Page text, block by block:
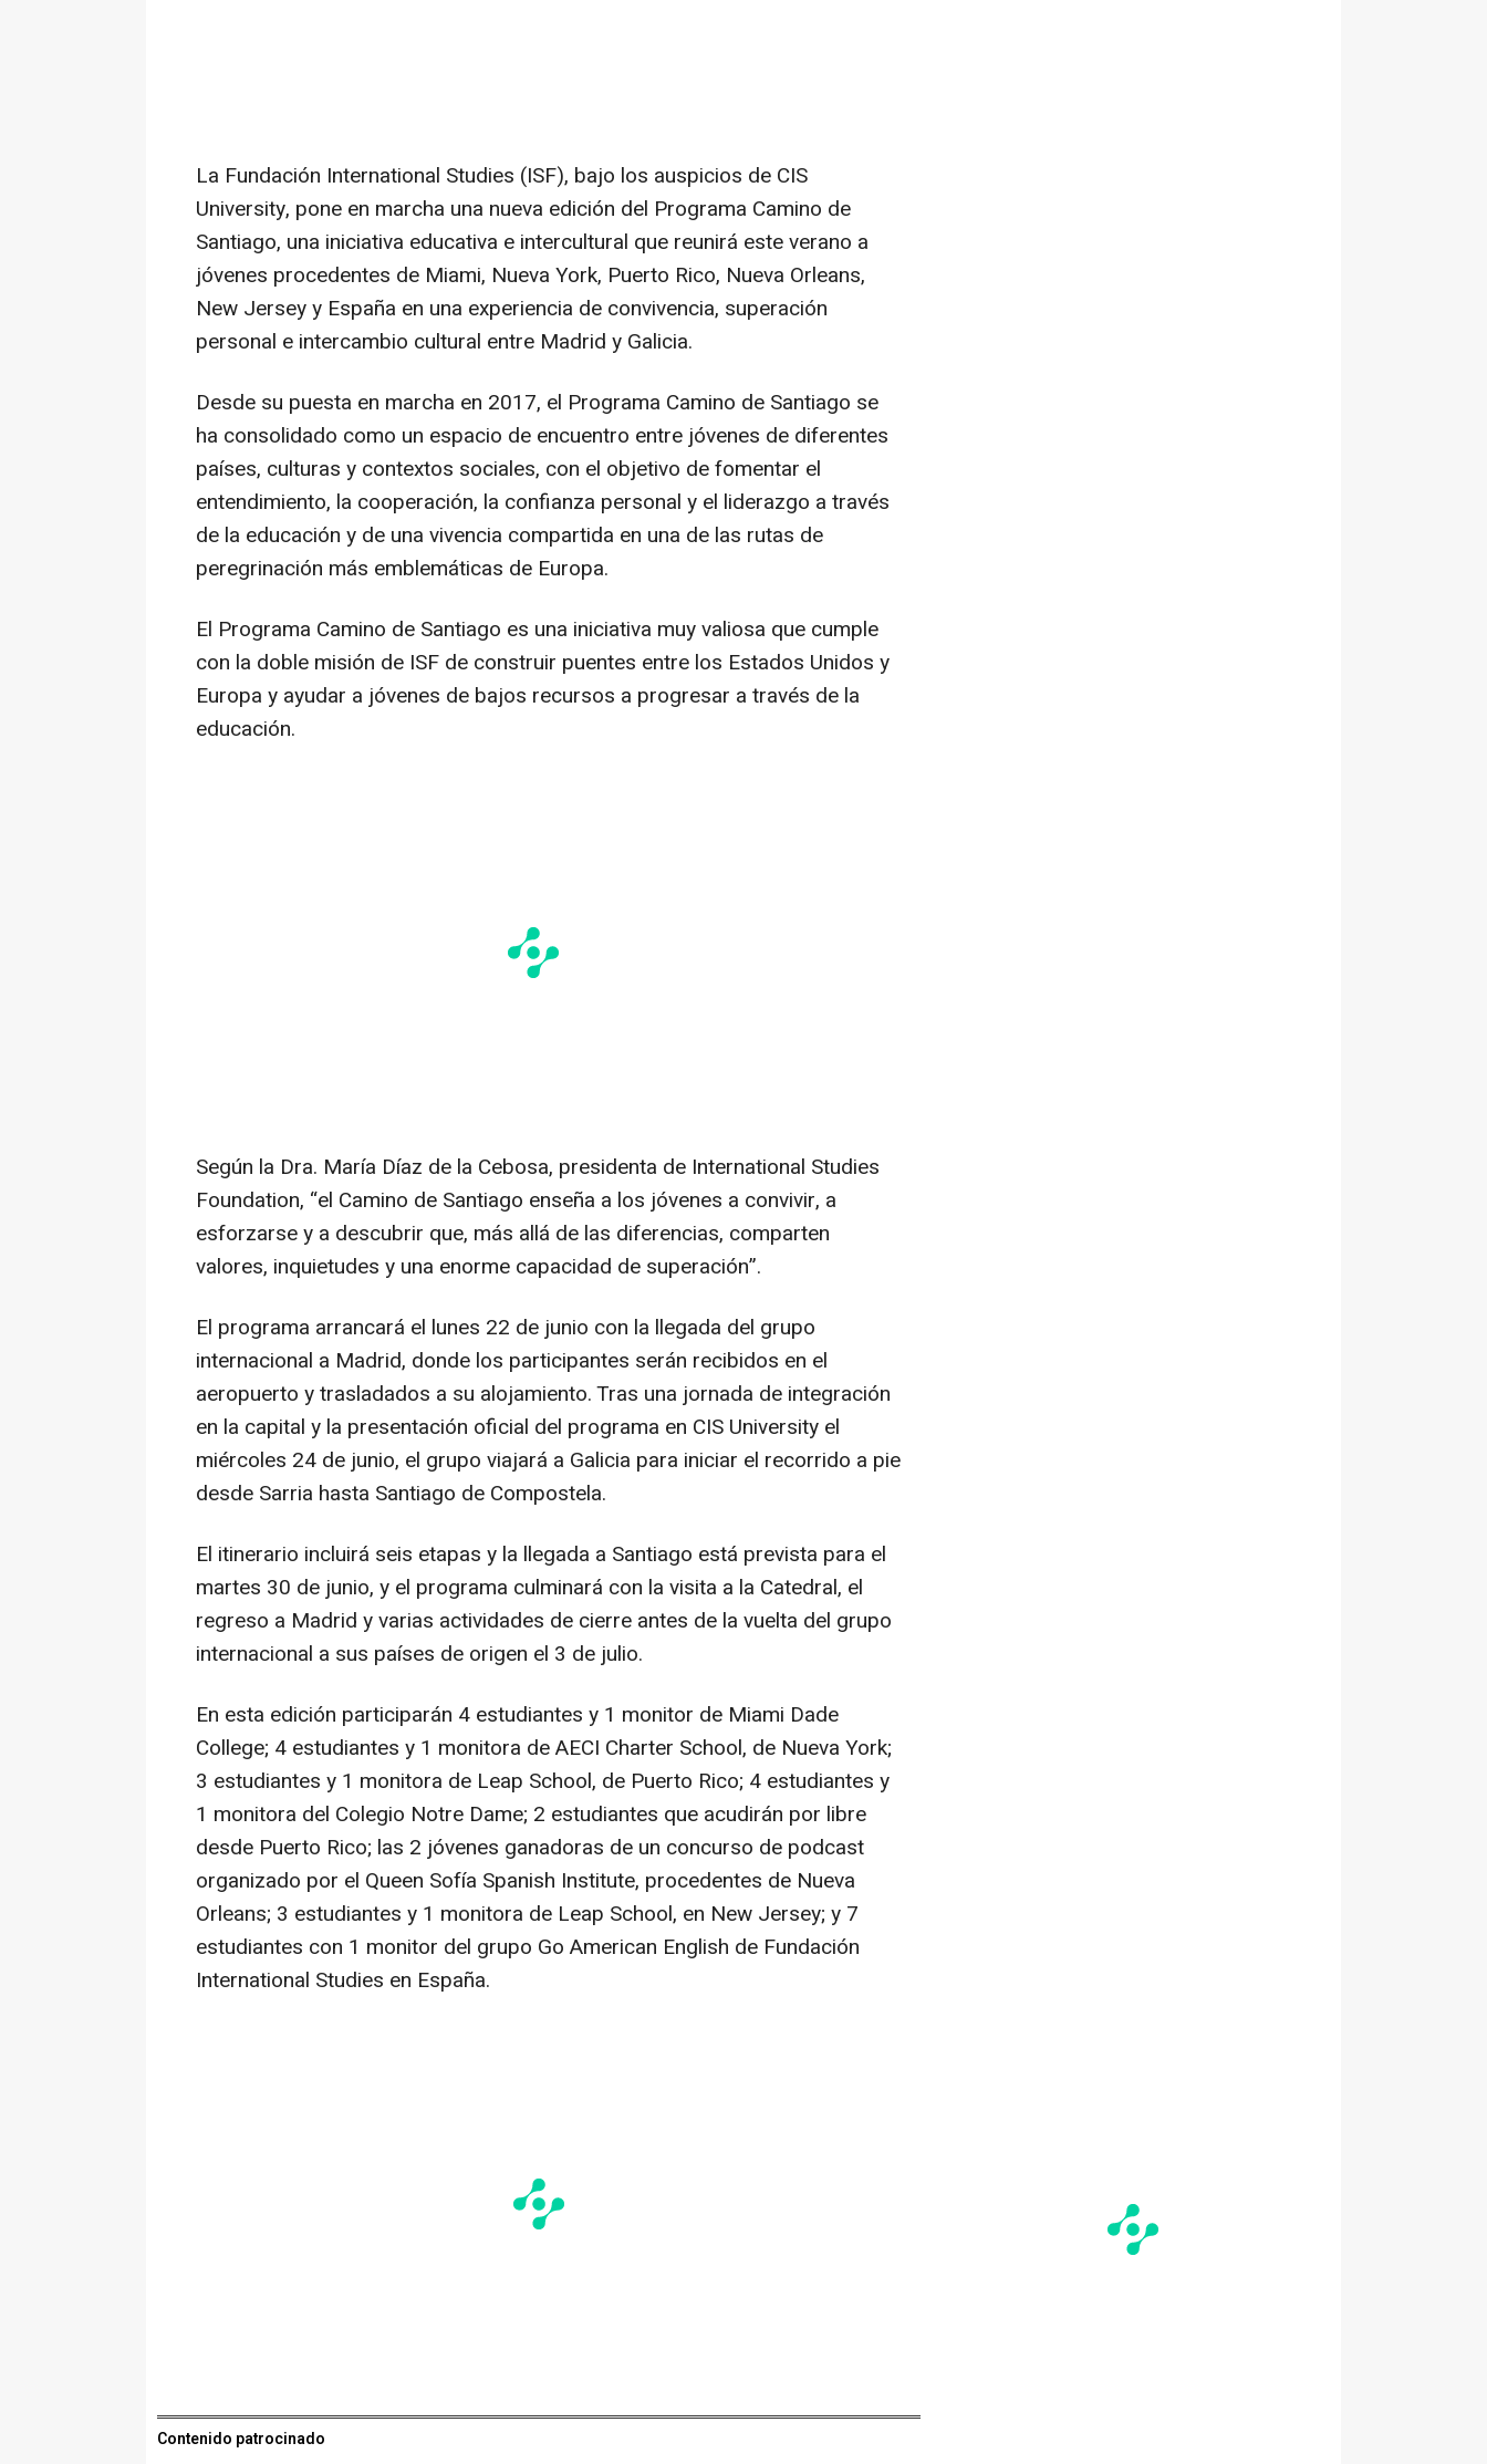
La Fundación International Studies (ISF), bajo los auspicios de CIS
University, pone en marcha una nueva edición del Programa Camino de
Santiago, una iniciativa educativa e intercultural que reunirá este verano a
jóvenes procedentes de Miami, Nueva York, Puerto Rico, Nueva Orleans,
New Jersey y España en una experiencia de convivencia, superación
personal e intercambio cultural entre Madrid y Galicia.
Desde su puesta en marcha en 2017, el Programa Camino de Santiago se
ha consolidado como un espacio de encuentro entre jóvenes de diferentes
países, culturas y contextos sociales, con el objetivo de fomentar el
entendimiento, la cooperación, la confianza personal y el liderazgo a través
de la educación y de una vivencia compartida en una de las rutas de
peregrinación más emblemáticas de Europa.
El Programa Camino de Santiago es una iniciativa muy valiosa que cumple
con la doble misión de ISF de construir puentes entre los Estados Unidos y
Europa y ayudar a jóvenes de bajos recursos a progresar a través de la
educación.
Según la Dra. María Díaz de la Cebosa, presidenta de International Studies
Foundation, “el Camino de Santiago enseña a los jóvenes a convivir, a
esforzarse y a descubrir que, más allá de las diferencias, comparten
valores, inquietudes y una enorme capacidad de superación”.
El programa arrancará el lunes 22 de junio con la llegada del grupo
internacional a Madrid, donde los participantes serán recibidos en el
aeropuerto y trasladados a su alojamiento. Tras una jornada de integración
en la capital y la presentación oficial del programa en CIS University el
miércoles 24 de junio, el grupo viajará a Galicia para iniciar el recorrido a pie
desde Sarria hasta Santiago de Compostela.
El itinerario incluirá seis etapas y la llegada a Santiago está prevista para el
martes 30 de junio, y el programa culminará con la visita a la Catedral, el
regreso a Madrid y varias actividades de cierre antes de la vuelta del grupo
internacional a sus países de origen el 3 de julio.
En esta edición participarán 4 estudiantes y 1 monitor de Miami Dade
College; 4 estudiantes y 1 monitora de AECI Charter School, de Nueva York;
3 estudiantes y 1 monitora de Leap School, de Puerto Rico; 4 estudiantes y
1 monitora del Colegio Notre Dame; 2 estudiantes que acudirán por libre
desde Puerto Rico; las 2 jóvenes ganadoras de un concurso de podcast
organizado por el Queen Sofía Spanish Institute, procedentes de Nueva
Orleans; 3 estudiantes y 1 monitora de Leap School, en New Jersey; y 7
estudiantes con 1 monitor del grupo Go American English de Fundación
International Studies en España.
Contenido patrocinado